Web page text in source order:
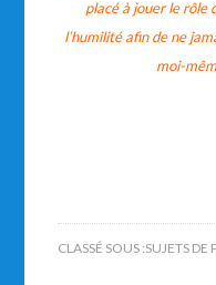
placé à jouer le rôle
l’humilité afin de ne
moi-
CLASSÉ SOUS :SUJETS DE